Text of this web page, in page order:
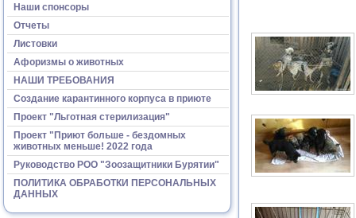
Наши спонсоры
Отчеты
Листовки
Афоризмы о животных
НАШИ ТРЕБОВАНИЯ
Создание карантинного корпуса в приюте
Проект "Льготная стерилизация"
Проект "Приют больше - бездомных
животных меньше! 2022 года
Руководство РОО "Зоозащитники Бурятии"
ПОЛИТИКА ОБРАБОТКИ ПЕРСОНАЛЬНЫХ
ДАННЫХ